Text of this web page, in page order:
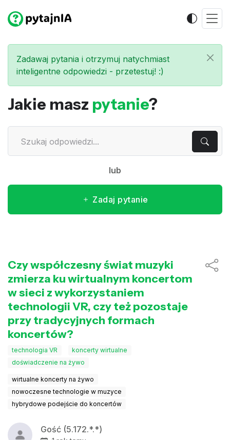
Zadawaj pytania i otrzymuj natychmiast
inteligentne odpowiedzi - przetestuj! :)
Jakie masz pytanie?
lub
Zadaj pytanie
Czy współczesny świat muzyki
zmierza ku wirtualnym koncertom
w sieci z wykorzystaniem
technologii VR, czy też pozostaje
przy tradycyjnych formach
koncertów?
technologia VR
koncerty wirtualne
doświadczenie na żywo
wirtualne koncerty na żywo
nowoczesne technologie w muzyce
hybrydowe podejście do koncertów
Gość (5.172.*.*)